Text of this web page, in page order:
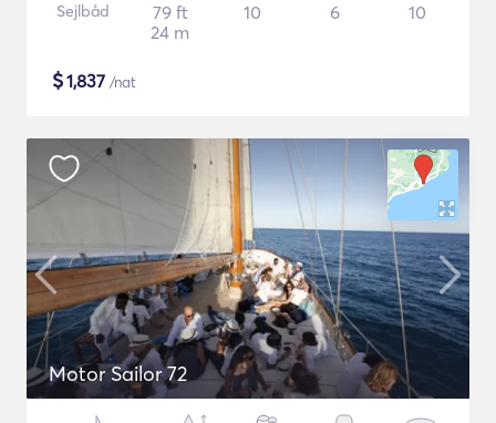
Sejlbåd
79 ft
24 m
10 6 10
$1,837 /nat
Motor Sailor 72